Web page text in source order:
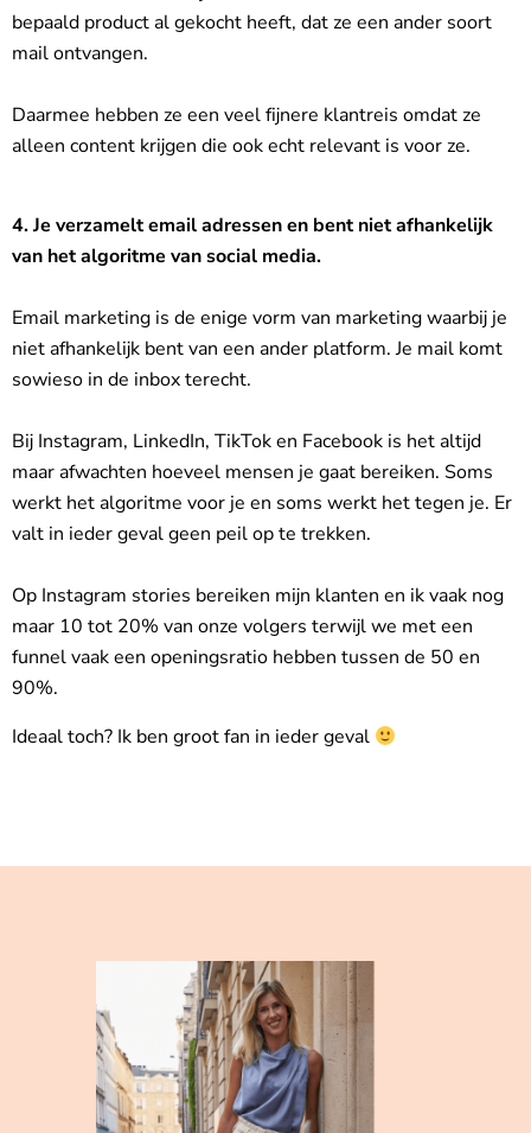
bepaald product al gekocht heeft, dat ze een ander soort
mail ontvangen.
Daarmee hebben ze een veel fijnere klantreis omdat ze
alleen content krijgen die ook echt relevant is voor ze.
4. Je verzamelt email adressen en bent niet afhankelijk
van het algoritme van social media.
Email marketing is de enige vorm van marketing waarbij je
niet afhankelijk bent van een ander platform. Je mail komt
sowieso in de inbox terecht.
Bij Instagram, LinkedIn, TikTok en Facebook is het altijd
maar afwachten hoeveel mensen je gaat bereiken. Soms
werkt het algoritme voor je en soms werkt het tegen je. Er
valt in ieder geval geen peil op te trekken.
Op Instagram stories bereiken mijn klanten en ik vaak nog
maar 10 tot 20% van onze volgers terwijl we met een
funnel vaak een openingsratio hebben tussen de 50 en
90%.
Ideaal toch? Ik ben groot fan in ieder geval